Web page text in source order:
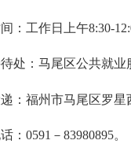
工作日上午8:30-
：马尾区公共就业
福州市马尾区罗星西
0591－83980895。